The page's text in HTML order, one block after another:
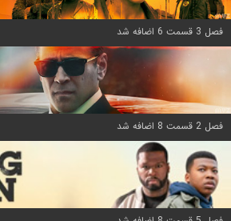
فصل 3 قسمت 6 اضافه شد
فصل 2 قسمت 8 اضافه شد